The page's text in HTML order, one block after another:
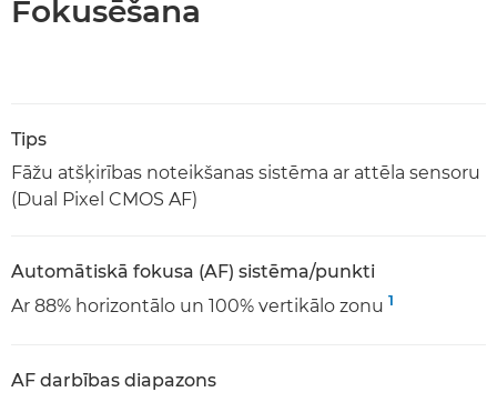
Fokusēšana
Tips
Fāžu atšķirības noteikšanas sistēma ar attēla sensoru
(Dual Pixel CMOS AF)
Automātiskā fokusa (AF) sistēma/punkti
Ar 88% horizontālo un 100% vertikālo zonu 1
AF darbības diapazons